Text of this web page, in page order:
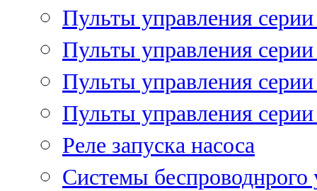
Пульты управления
Пульты управления
Пульты управления
Пульты управления
Реле запуска насоса
Системы